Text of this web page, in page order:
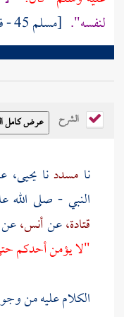
لنفسه". [مسلم 45 - فتح: 1 \ 56]
الشرح
نا مسددنا يحيى،
النبي - صلى
قتادة،عنأنس،
"لا يؤمن أحدكم
الكلام عليه من